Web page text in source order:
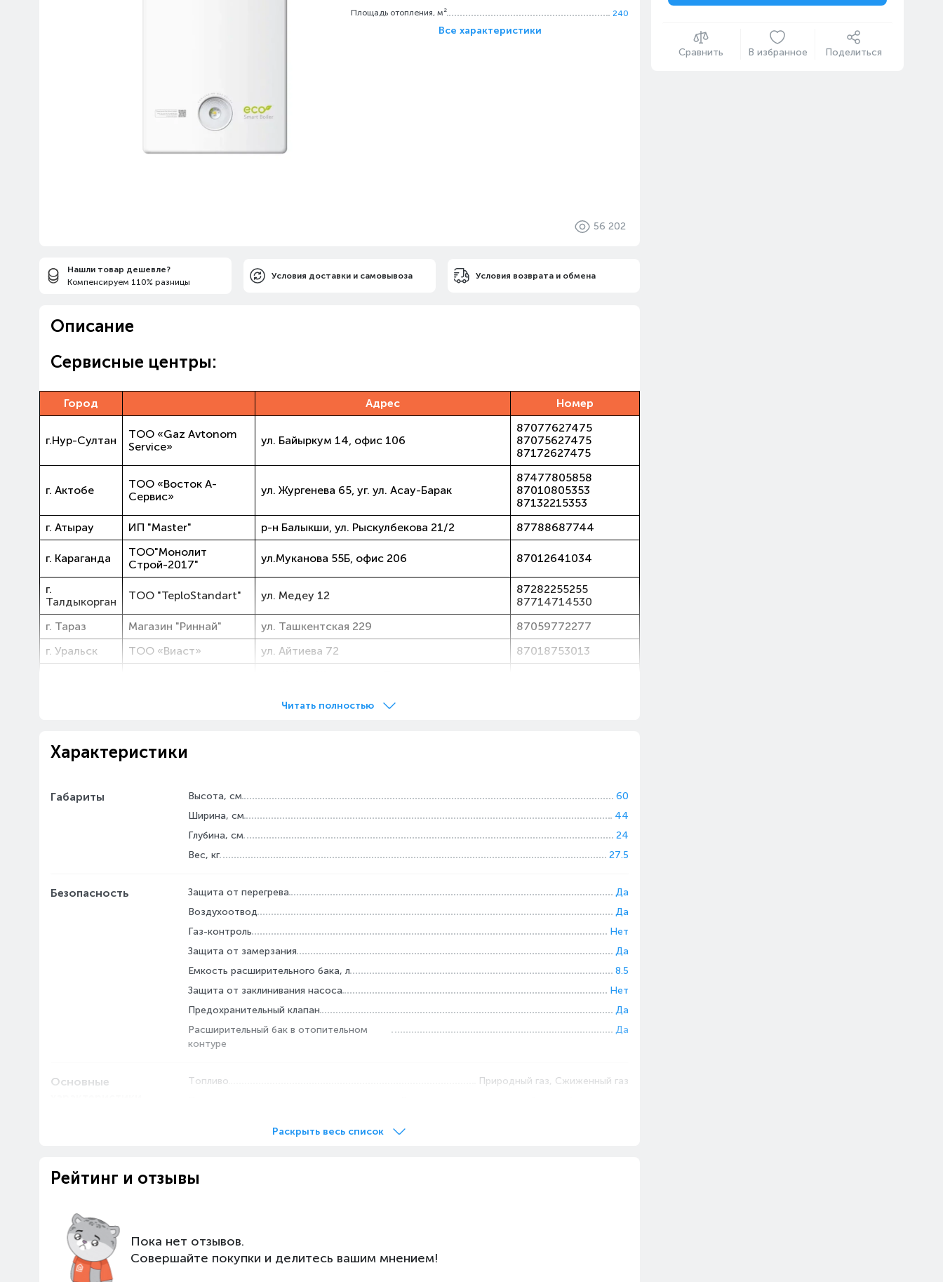
Площадь отопления, м²
240
Все характеристики
56 202
Сравнить В избранное Поделиться
Нашли товар дешевле?
Компенсируем 110% разницы
Условия доставки и самовывоза Условия возврата и обмена
Описание
Cервисные центры:
Город Адрес Номер
г.Нур-Султан
ТОО «Gaz Avtonom
Service»
ул. Байыркум 14, офис 106
87077627475
87075627475
87172627475
г. Актобе
ТОО «Восток А-
Сервис»
ул. Жургенева 65, уг. ул. Асау-Барак
87477805858
87010805353
87132215353
г. Атырау
ИП "Master" р-н Балыкши, ул. Рыскулбекова 21/2 87788687744
г. Караганда
TOO"Монолит
Строй-2017"
ул.Муканова 55Б, офис 206 87012641034
г.
Талдыкорган
ТОО "TeploStandart" ул. Медеу 12
87282255255
87714714530
г. Тараз
Магазин "Риннай" ул. Ташкентская 229
87059772277
г. Уральск
ТОО «Виаст» ул. Айтиева 72 87018753013
Читать полностью
Характеристики
Габариты Высота, см
60
Ширина, см
44
Глубина, см
24
Вес, кг
27.5
Безопасность Защита от перегрева
Да
Воздухоотвод
Да
Газ-контроль
Нет
Защита от замерзания
Да
Емкость расширительного бака, л
8.5
Защита от заклинивания насоса
Нет
Предохранительный клапан
Да
Расширительный бак в отопительном
контуре
Да
Основные
Топливо
Природный газ, Сжиженный газ
производиться Авторизованным сервисным центром
Вытяжной вентилятор
Минимальный расход воды, л/мин
Количество контуров
Двухконтурный (отопление+горячее водоснабжение)
Раскрыть весь список
Рейтинг и отзывы
Пока нет отзывов.
Совершайте покупки и делитесь вашим мнением!